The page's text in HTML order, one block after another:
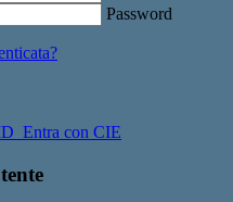
Password
Entra con CIE